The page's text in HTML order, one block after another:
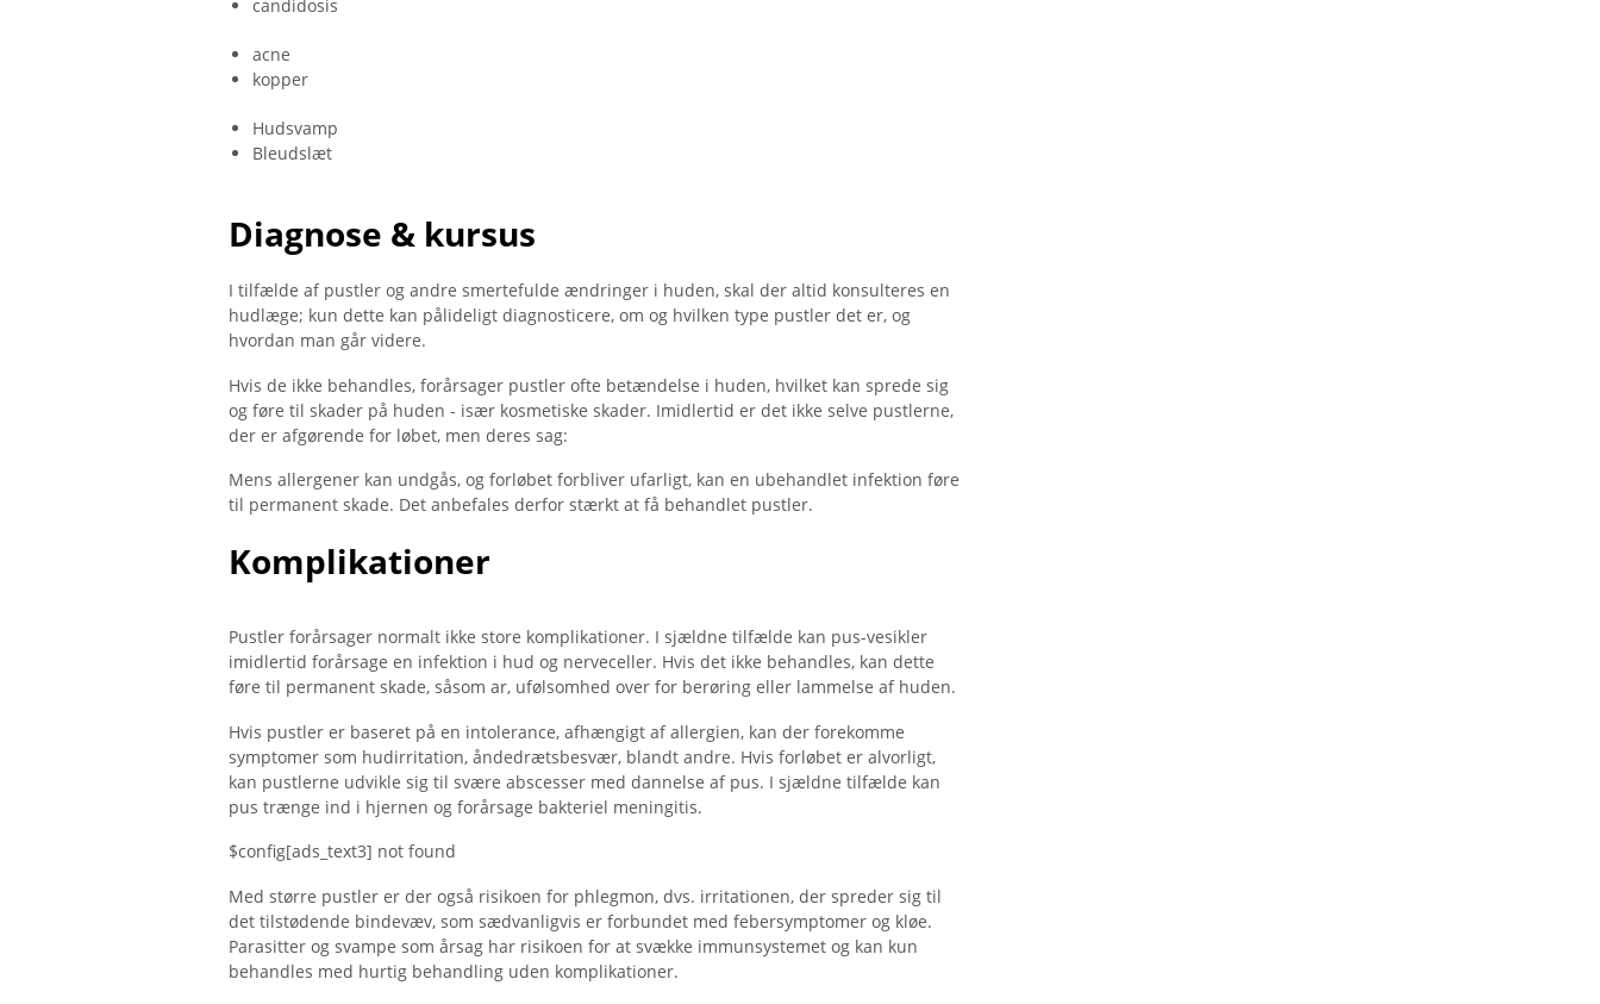
candidosis
acne
kopper
Hudsvamp
Bleudslæt
Diagnose & kursus
I tilfælde af pustler og andre smertefulde ændringer i huden, skal der altid konsulteres en
hudlæge; kun dette kan pålideligt diagnosticere, om og hvilken type pustler det er, og
hvordan man går videre.
Hvis de ikke behandles, forårsager pustler ofte betændelse i huden, hvilket kan sprede sig
og føre til skader på huden - især kosmetiske skader. Imidlertid er det ikke selve pustlerne,
der er afgørende for løbet, men deres sag:
Mens allergener kan undgås, og forløbet forbliver ufarligt, kan en ubehandlet infektion føre
til permanent skade. Det anbefales derfor stærkt at få behandlet pustler.
Komplikationer
Pustler forårsager normalt ikke store komplikationer. I sjældne tilfælde kan pus-vesikler
imidlertid forårsage en infektion i hud og nerveceller. Hvis det ikke behandles, kan dette
føre til permanent skade, såsom ar, ufølsomhed over for berøring eller lammelse af huden.
Hvis pustler er baseret på en intolerance, afhængigt af allergien, kan der forekomme
symptomer som hudirritation, åndedrætsbesvær, blandt andre. Hvis forløbet er alvorligt,
kan pustlerne udvikle sig til svære abscesser med dannelse af pus. I sjældne tilfælde kan
pus trænge ind i hjernen og forårsage bakteriel meningitis.
$config[ads_text3] not found
Med større pustler er der også risikoen for phlegmon, dvs. irritationen, der spreder sig til
det tilstødende bindevæv, som sædvanligvis er forbundet med febersymptomer og kløe.
Parasitter og svampe som årsag har risikoen for at svække immunsystemet og kan kun
behandles med hurtig behandling uden komplikationer.